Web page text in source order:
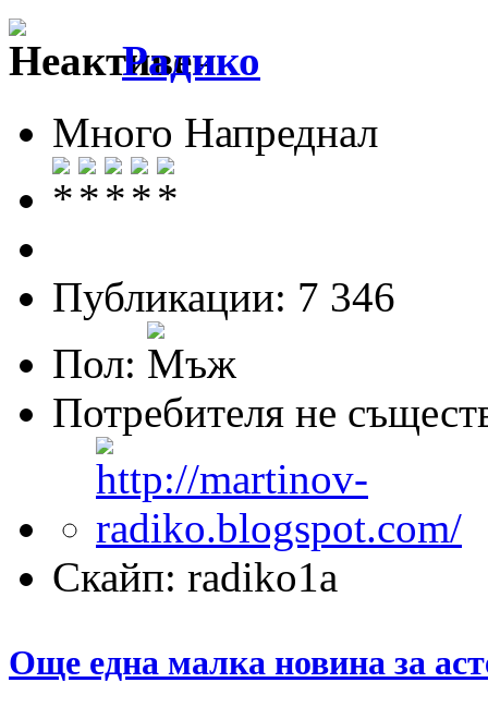
Радико
Много Напреднал
Публикации: 7 346
Пол:
Потребителя не
Скайп: radiko1a
Още една малка новина за